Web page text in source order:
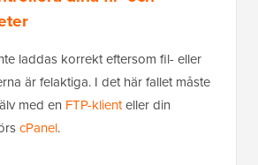
laddas korrekt eftersom fil- eller
är felaktiga. I det här fallet måste
med en FTP-klienteller din
cPanel.